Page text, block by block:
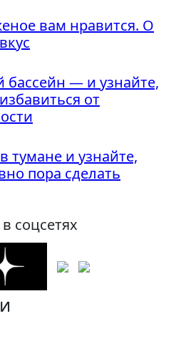
вам нравится. О
— и узнайте,
от
тумане и узнайте,
пора сделать
соцсетях